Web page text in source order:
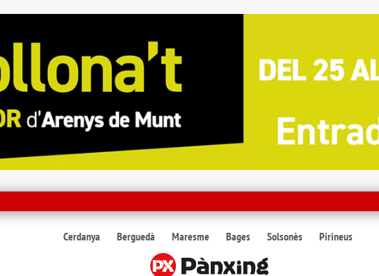
Cerdanya Berguedà Maresme Bages Solsonès Pirineus